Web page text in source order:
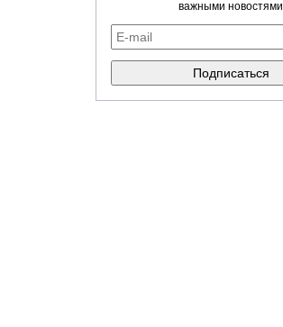
важными новостями